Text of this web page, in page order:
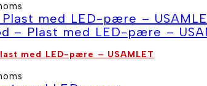
med LED-pære – USAMLET